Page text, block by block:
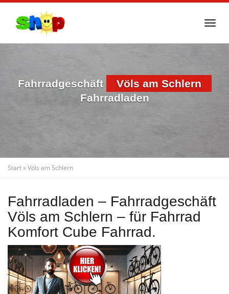
Fahrradgeschäft
Völs am Schlern
Fahrradladen
Start»Völs am Schlern
Fahrradladen – Fahrradgeschäft
Völs am Schlern – für Fahrrad
Komfort Cube Fahrrad.